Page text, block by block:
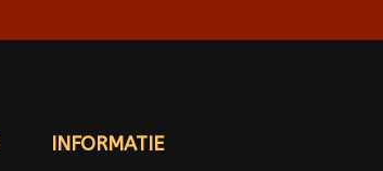
INFORMATIE